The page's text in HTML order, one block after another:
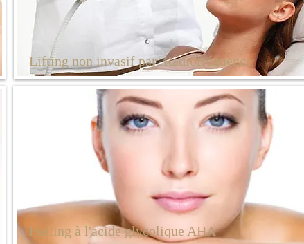
Lifting non invasif par Radiofréquence
Peeling à l'acide glycolique AHA